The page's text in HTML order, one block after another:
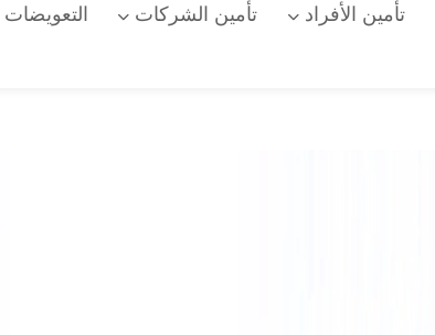
تأمين الأفراد تأمين الشركات التعويضات